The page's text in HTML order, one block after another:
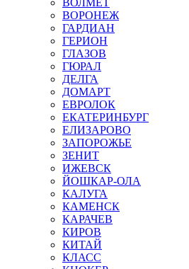
ВОЛМЕТ
ВОРОНЕЖ
ГАРДИАН
ГЕРИОН
ГЛАЗОВ
ГЮРАЛ
ДЕЛГА
ДОМАРТ
ЕВРОЛОК
ЕКАТЕРИНБУРГ
ЕЛИЗАРОВО
ЗАПОРОЖЬЕ
ЗЕНИТ
ИЖЕВСК
ЙОШКАР-ОЛА
КАЛУГА
КАМЕНСК
КАРАЧЕВ
КИРОВ
КИТАЙ
КЛАСС